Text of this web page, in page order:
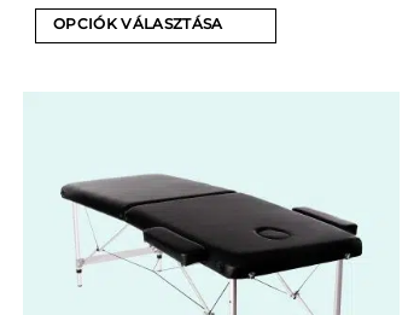
OPCIÓK VÁLASZTÁSA
van.
változatok